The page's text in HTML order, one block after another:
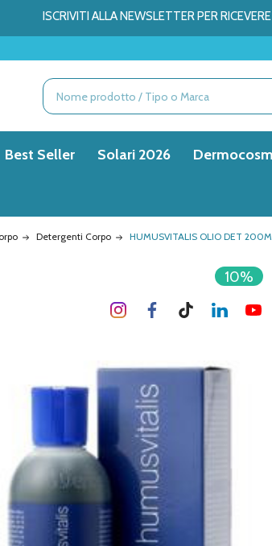
ISCRIVITI ALLA NEWSLETTER PER
Ricerca
Best Seller Solari 2026
Detergenti Corpo HUMUSVITALIS OLIO DET
10%